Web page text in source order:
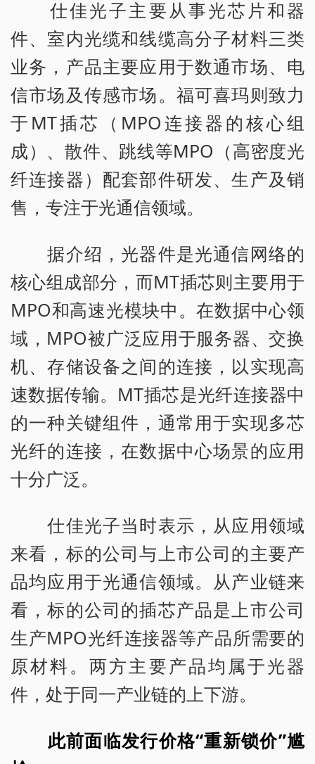
仕佳光子主要从事光芯片和器
件、室内光缆和线缆高分子材料三类
业务，产品主要应用于数通市场、电
信市场及传感市场。福可喜玛则致力
于MT插芯（MPO连接器的核心组
成）、散件、跳线等MPO（高密度光
纤连接器）配套部件研发、生产及销
售，专注于光通信领域。
据介绍，光器件是光通信网络的
核心组成部分，而MT插芯则主要用于
MPO和高速光模块中。在数据中心领
域，MPO被广泛应用于服务器、交换
机、存储设备之间的连接，以实现高
速数据传输。MT插芯是光纤连接器中
的一种关键组件，通常用于实现多芯
光纤的连接，在数据中心场景的应用
十分广泛。
仕佳光子当时表示，从应用领域
来看，标的公司与上市公司的主要产
品均应用于光通信领域。从产业链来
看，标的公司的插芯产品是上市公司
生产MPO光纤连接器等产品所需要的
原材料。两方主要产品均属于光器
件，处于同一产业链的上下游。
此前面临发行价格“重新锁价”尴